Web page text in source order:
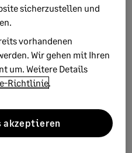
Tipps &
Thema
der Business Welt
sicherzustellen und
vorhandenen
Wir gehen mit Ihren
um. Weitere Details
Richtlinie.
akzeptieren